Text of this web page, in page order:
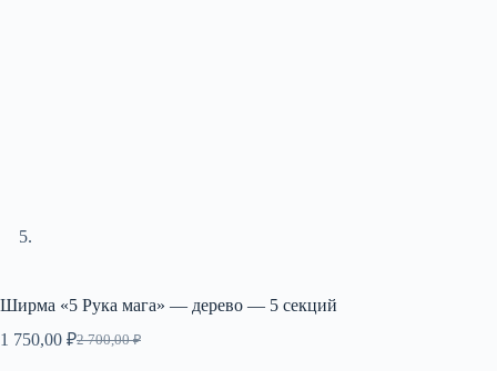
Ширма «5 Рука мага» — дерево — 5 секций
2 700,00₽
Первоначальная
1 750,00 ₽
Текущая